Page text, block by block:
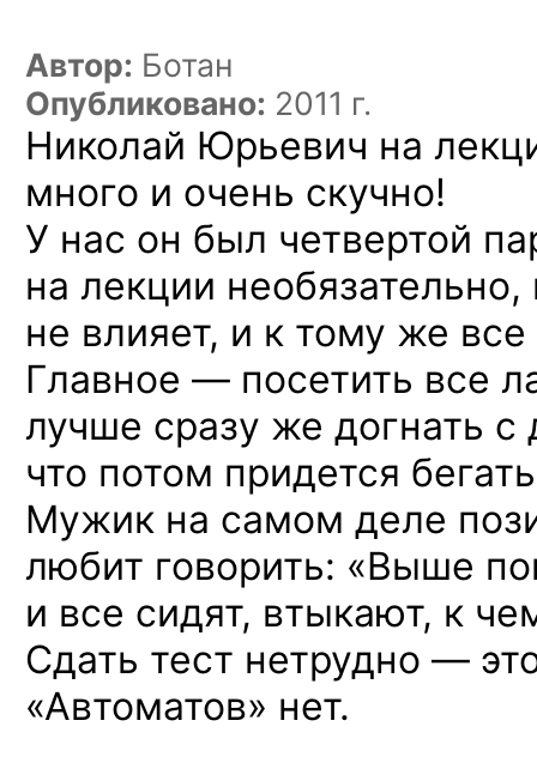
Автор: Ботан
Опубликовано: 2011 г.
Николай Юрьевич на
много и очень скучно!
У нас он был четвертой
на лекции необязательно,
не влияет, и к тому же
Главное — посетить все
лучше сразу же догнать с
что потом придется
Мужик на самом деле
любит говорить: «Выше
и все сидят, втыкают, к
Сдать тест нетрудно —
«Автоматов» нет.